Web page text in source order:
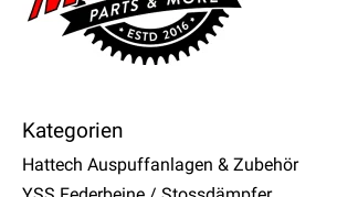
Kategorien
Hattech Auspuffanlagen & Zubehör